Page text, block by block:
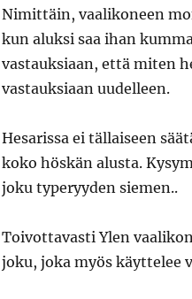
Nimittäin, vaalikoneen
kun aluksi saa ihan
vastauksiaan, että miten
vastauksiaan uudelleen.
Hesarissa ei tällaiseen
koko höskän alusta.
joku typeryyden siemen..
Toivottavasti Ylen
joku, joka myös käyttelee